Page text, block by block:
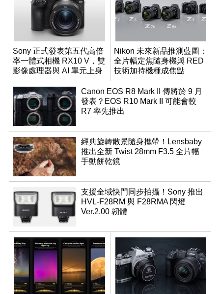
Sony 正式發表第五代高倍
率一體式相機 RX10 V，雙
影像處理器與 AI 單元上身
Nikon 未來新品推測藍圖：
全片幅定焦隨身機與 RED
技術加持機種成焦點
Canon EOS R8 Mark II 傳將於 9 月
發表？EOS R10 Mark II 可能會較
R7 率先推出
經典旋轉散景隨身攜帶！Lensbaby
推出全新 Twist 28mm F3.5 全片幅
手動餅乾鏡
支援全域快門同步拍攝！Sony 推出
HVL-F28RM 與 F28RMA 閃燈
Ver.2.00 韌體